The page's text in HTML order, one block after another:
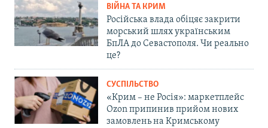
ВІЙНА ТА КРИМ
Російська влада обіцяє закрити
морський шлях українським
БпЛА до Севастополя. Чи реально
це?
СУСПІЛЬСТВО
«Крим – не Росія»: маркетплейс
Ozon припинив прийом нових
замовлень на Кримському